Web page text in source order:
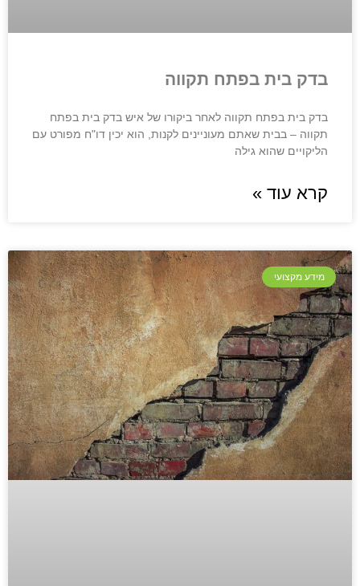
בדק בית בפתח תקווה
בדק בית בפתח תקווה לאחר ביקורו של איש בדק בית בפתח
תקווה – בבית שאתם מעוניינים לקנות, הוא יכין דו"ח מפורט עם
הליקויים שהוא גילה
קרא עוד »
מידע מקצועי